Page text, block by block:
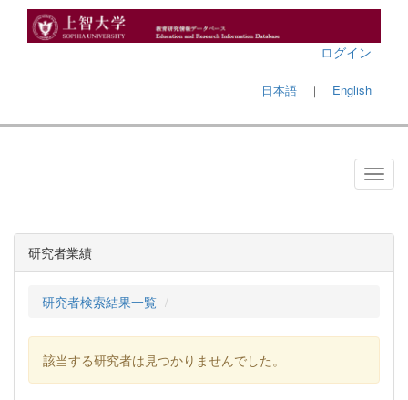
ログイン
日本語 ｜ English
研究者業績
研究者検索結果一覧
該当する研究者は見つかりませんでした。